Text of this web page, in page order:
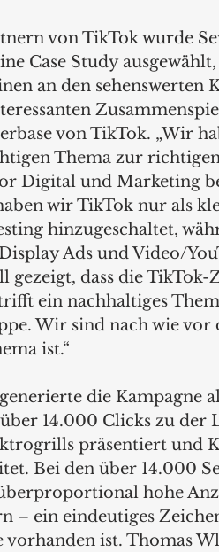
von TikTok wurde
Case Study
an den sehenswerten
von TikTok. „Wir
Thema zur
Digital und Marketing
wir TikTok nur als
hinzugeschaltet,
Ads und Video/
gezeigt, dass die
ein nachhaltiges
Wir sind nach wie vor
ist.“
die Kampagne
14.000 Clicks zu der
präsentiert und
Bei den über 14.000
hohe
– ein eindeutiges
vorhanden ist. Thomas